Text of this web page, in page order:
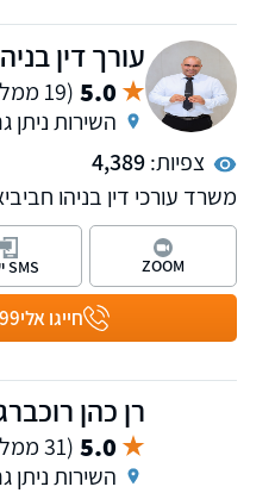
עורך דין
5.0 (19 ממליצים)
השירות ניתן
צפיות:4,389
משרד עורכי דין בניהו
המשפט הפלילי על כל
לשון הרע
חייגו אלי
ZOOM SMS ישיר
רן כהן
5.0 (31 ממליצים)
השירות ניתן